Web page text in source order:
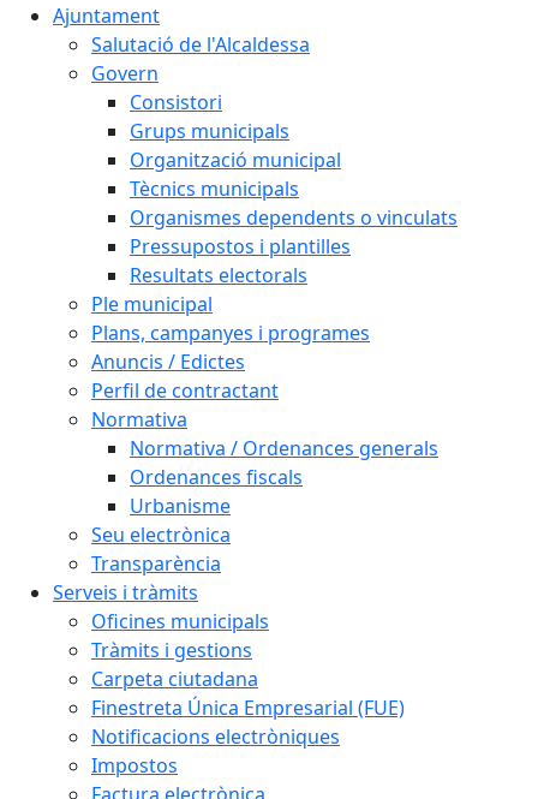
Ajuntament
Salutació de l'Alcaldessa
Govern
Consistori
Grups municipals
Organització municipal
Tècnics municipals
Organismes dependents o vinculats
Pressupostos i plantilles
Resultats electorals
Ple municipal
Plans, campanyes i programes
Anuncis / Edictes
Perfil de contractant
Normativa
Normativa / Ordenances generals
Ordenances fiscals
Urbanisme
Seu electrònica
Transparència
Serveis i tràmits
Oficines municipals
Tràmits i gestions
Carpeta ciutadana
Finestreta Única Empresarial (FUE)
Notificacions electròniques
Impostos